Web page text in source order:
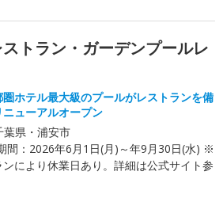
トラン・ガーデンプールレ
圏ホテル最大級のプールがレストランを備
ニューアルオープン
葉県・浦安市
間： 2026年6月1日(月)～年9月30日(水) ※
ンにより休業日あり。詳細は公式サイト参